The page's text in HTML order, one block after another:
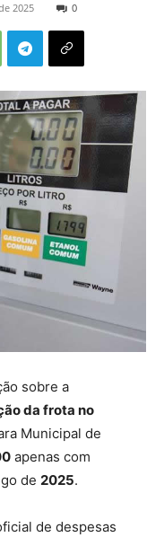
2025 0
sobre a
da frota no
Municipal de
apenas com
de 2025.
de despesas